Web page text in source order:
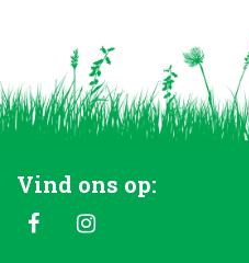
Vind ons op: